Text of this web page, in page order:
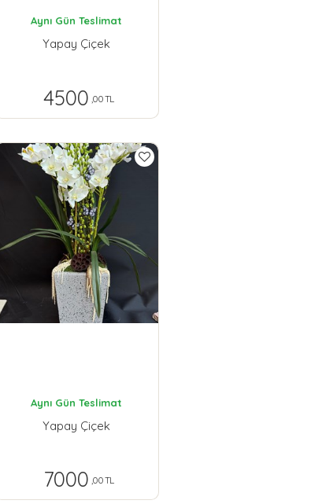
Aynı Gün Teslimat
Yapay Çiçek
4500 ,00 TL
Aynı Gün Teslimat
Yapay Çiçek
7000 ,00 TL